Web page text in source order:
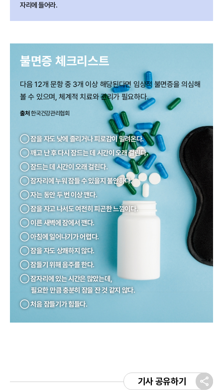
자리에 들어라.
불면증 체크리스트
다음 12개 문항 중 3개 이상 해당된다면 임상적 불면증을 의심해
볼 수 있으며,체계적 치료와 관리가 필요하다.
출처 한국건강관리협회
◯ 잠을 자도 낮에 졸리거나 피로감이 밀려온다.
◯ 깨고 난 후 다시 잠드는 데 시간이 오래 걸린다.
◯ 잠드는 데 시간이 오래 걸린다.
◯ 잠자리에 누워 잠들 수 있을지 불안하다.
◯ 자는 동안 두 번 이상 깬다.
◯ 잠을 자고 나서도 여전히 피곤한 느낌이다.
◯ 이른 새벽에 잠에서 깬다.
◯ 아침에 일어나기가 어렵다.
◯ 잠을 자도 상쾌하지 않다.
◯ 잠들기 위해 음주를 한다.
◯ 잠자리에 있는 시간은 많았는데,
필요한 만큼 충분히 잠을 잔 것 같지 않다.
◯ 처음 잠들기가 힘들다.
기사 공유하기